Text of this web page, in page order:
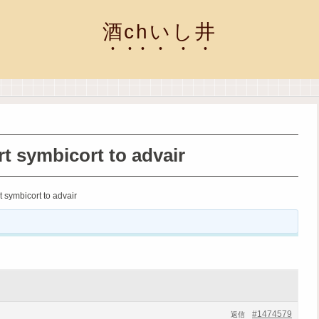
酒chいし井
symbicort to advair
symbicort to advair
#1474579
返信